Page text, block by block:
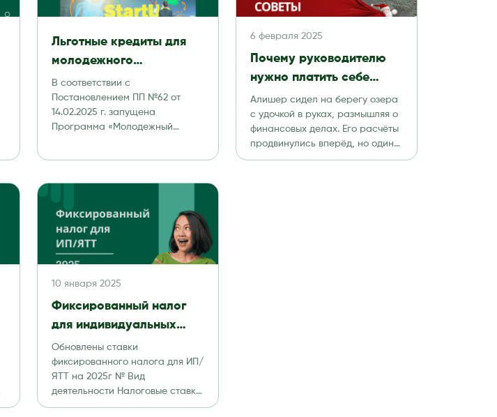
Льготные кредиты для
молодежного
предпринимательства
В соответствии с
Постановлением ПП №62 от
14.02.2025 г. запущена
Программа «Молодежный
6 февраля 2025
Почему руководителю
нужно платить себе
зарплату
Алишер сидел на берегу озера
с удочкой в руках, размышляя о
финансовых делах. Его расчёты
продвинулись вперёд, но один
вопрос […]
10 января 2025
Фиксированный налог
для индивидуальных
предпринимателей в
2025г
Обновлены ставки
фиксированного налога для ИП/
ЯТТ на 2025г № Вид
деятельности Налоговые ставки
в месяц (в сумах) город Ташкент